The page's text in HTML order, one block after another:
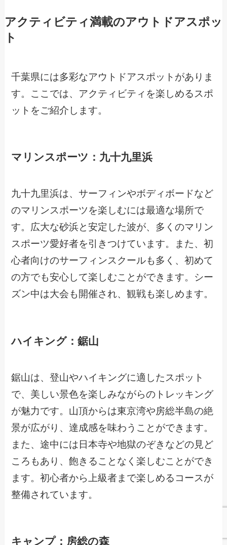
アクティビティ満載のアウトドアスポッ
ト
千葉県には多彩なアウトドアスポットがありま
す。ここでは、アクティビティを楽しめるスポ
ットをご紹介します。
マリンスポーツ：九十九里浜
九十九里浜は、サーフィンやボディボードなど
のマリンスポーツを楽しむには最適な場所で
す。広大な砂浜と安定した波が、多くのマリン
スポーツ愛好者を引きつけています。また、初
心者向けのサーフィンスクールも多く、初めて
の方でも安心して楽しむことができます。シー
ズン中は大会も開催され、観戦も楽しめます。
ハイキング：鋸山
鋸山は、登山やハイキングに適したスポット
で、美しい景色を楽しみながらのトレッキング
が魅力です。山頂からは東京湾や房総半島の絶
景が広がり、達成感を味わうことができます。
また、途中には日本寺や地獄のぞきなどの見ど
ころもあり、飽きることなく楽しむことができ
ます。初心者から上級者まで楽しめるコースが
整備されています。
キャンプ：房総の森